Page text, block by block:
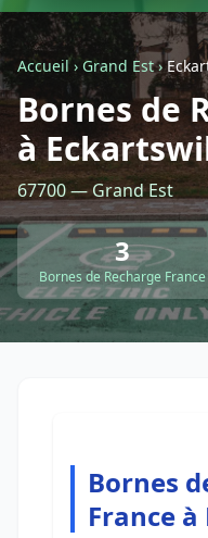
CGU-
Accueil› Grand Est›
Bornes de
à
67700 — Grand Est
3
Bornes de Recharge France
Bornes
France